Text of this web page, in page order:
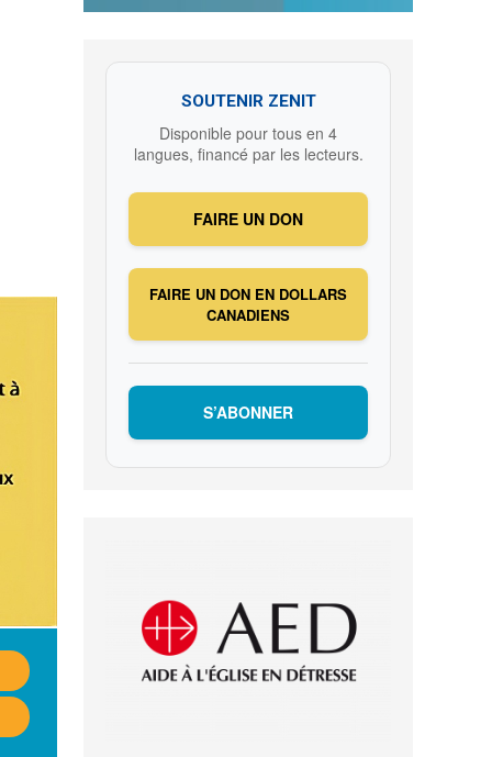
SOUTENIR ZENIT
Disponible pour tous en 4
langues, financé par les lecteurs.
FAIRE UN DON
FAIRE UN DON EN DOLLARS
CANADIENS
S’ABONNER